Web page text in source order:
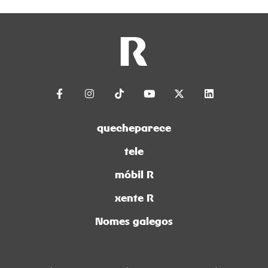
cando saen á venda as entradas dos concertos de
te perdas os grandes eventos do verán en Vigo.
quecheparece
tele
móbil R
xente R
Nomes galegos